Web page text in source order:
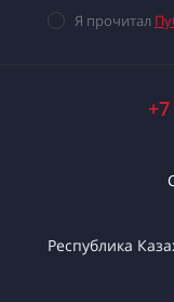
Я прочитал
Республика